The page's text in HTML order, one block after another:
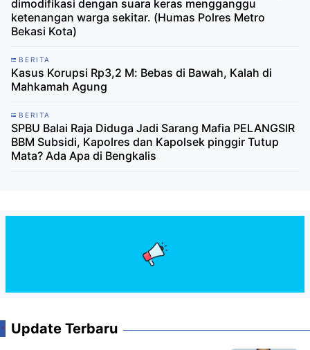
dimodifikasi dengan suara keras mengganggu
ketenangan warga sekitar. (Humas Polres Metro
Bekasi Kota)
BERITA
Kasus Korupsi Rp3,2 M: Bebas di Bawah, Kalah di
Mahkamah Agung
BERITA
SPBU Balai Raja Diduga Jadi Sarang Mafia PELANGSIR
BBM Subsidi, Kapolres dan Kapolsek pinggir Tutup
Mata? Ada Apa di Bengkalis
Update Terbaru